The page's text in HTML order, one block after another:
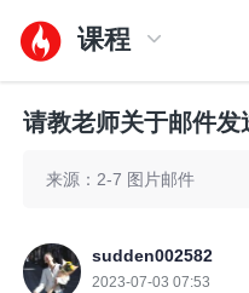
课程
请教老师关于邮件发
来源：2-7 图片邮件
sudden002582
2023-07-03 07:53